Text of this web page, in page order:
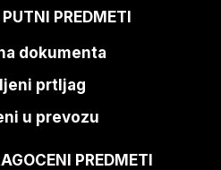
PREDMETI
dokumenta
prtljag
u prevozu
PREDMETI